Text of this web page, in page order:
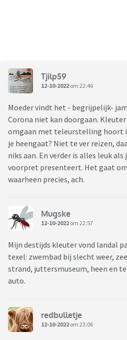
Tjilp59
12-10-2022 om 22:46
Moeder vindt het - begrijpelijk-
Corona niet kan doorgaan.
omgaan met teleurstelling hoort
je heengaat? Niet te ver reizen,
niks aan. En verder is alles leuk
voorpret presenteert. Het gaat
waarheen precies, ach.
Mugske
12-10-2022 om 22:57
Mijn destijds kleuter vond landal
texel: zwembad bij slecht weer,
strand, juttersmuseum, heen en
auto.
redbulletje
12-10-2022 om 23:06